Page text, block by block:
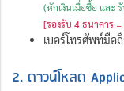
(หักเงินเมื่อซื้อ และ
[รองรับ 4 ธนาคาร
เบอร์โทรศัพท์มือ
2. ดาวน์โหลด